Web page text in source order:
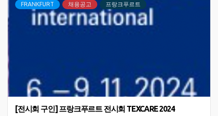
FRANKFURT 채용공고 프랑크푸르트
[전시회 구인] 프랑크푸르트 전시회 TEXCARE 2024